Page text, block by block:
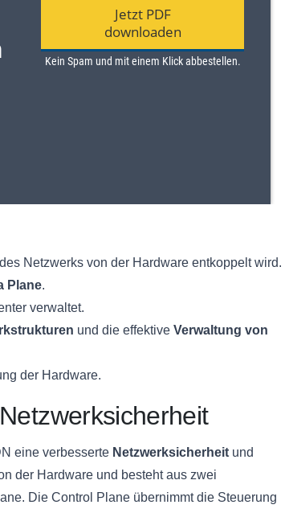
Netzwerks von der Hardware entkoppelt wird.
Plane.
verwaltet.
und die effektive Verwaltung von
der Hardware.
eine verbesserte Netzwerksicherheit und
der Hardware und besteht aus zwei
Die Control Plane übernimmt die Steuerung